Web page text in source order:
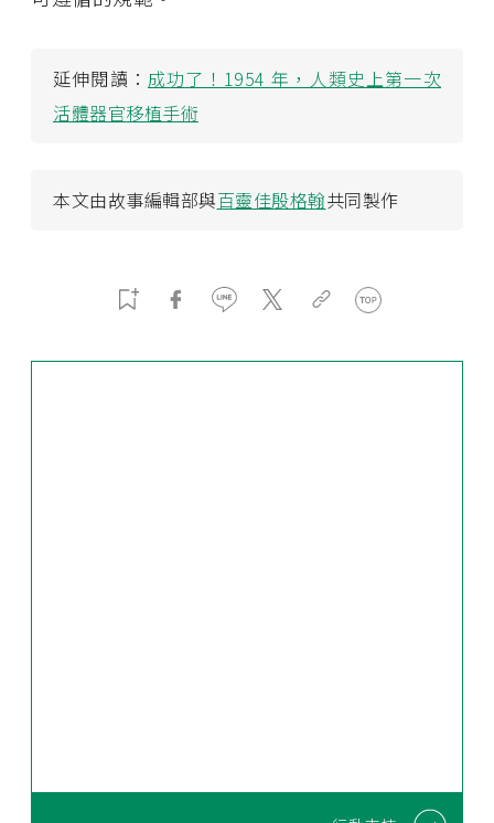
延伸閱讀： 成功了！1954 年，人類史上第一次
活體器官移植手術
本文由故事編輯部與百靈佳殷格翰共同製作